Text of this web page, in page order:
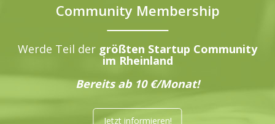
Community Membership
Werde Teil der größten Startup Community
im Rheinland
Bereits ab 10 €/Monat!
Jetzt informieren!